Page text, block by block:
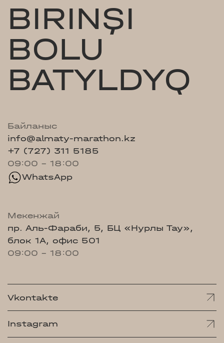
BIRINŞI
BOLU
BATYLDYQ
Байланыс
info@almaty-marathon.kz
+7 (727) 311 5185
09:00 - 18:00
WhatsApp
Мекенжай
пр. Аль-Фараби, 5, БЦ «Нурлы Тау»,
блок 1А, офис 501
09:00 - 18:00
Vkontakte
Instagram